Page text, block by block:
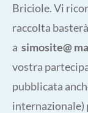
Briciole. Vi
raccolta
a simosite@
vostra
pubblicata
internazionale)